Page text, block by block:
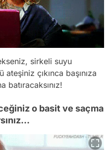
sirkeli suyu
ateşiniz çıkınca başınıza
batıracaksınız!
o basit ve saçma